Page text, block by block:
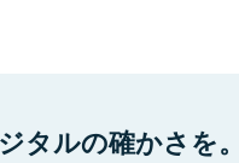
タルの確かさを。